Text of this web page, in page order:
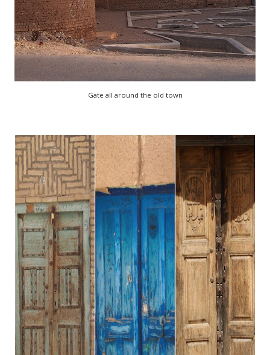
Gate all around the old town